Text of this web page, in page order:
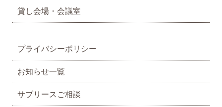
貸し会場・会議室
プライバシーポリシー
お知らせ一覧
サブリースご相談